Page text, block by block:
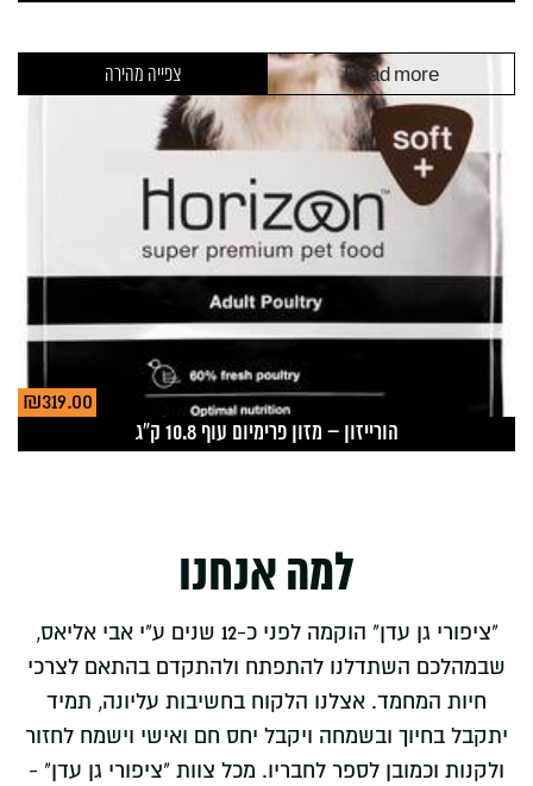
הורייזון – מזון פרימיום עוף 10.8 ק”ג
₪319.00
Read more צפייה מהירה
למה אנחנו
"ציפורי גן עדן" הוקמה לפני כ-12 שנים ע"י אבי אליאס,
שבמהלכם השתדלנו להתפתח ולהתקדם בהתאם לצרכי
חיות המחמד. אצלנו הלקוח בחשיבות עליונה, תמיד
יתקבל בחיוך ובשמחה ויקבל יחס חם ואישי וישמח לחזור
ולקנות וכמובן לספר לחבריו. מכל צוות "ציפורי גן עדן" -